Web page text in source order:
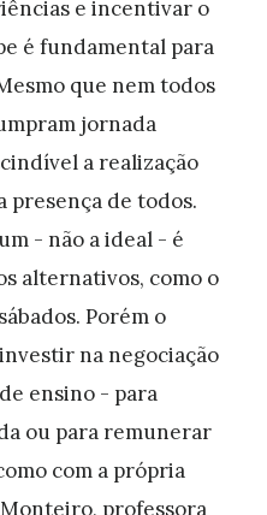
e incentivar o
é fundamental para
que nem todos
jornada
a realização
presença de todos.
- não a ideal - é
alternativos, como o
Porém o
na negociação
ensino - para
ou para remunerar
com a própria
professora